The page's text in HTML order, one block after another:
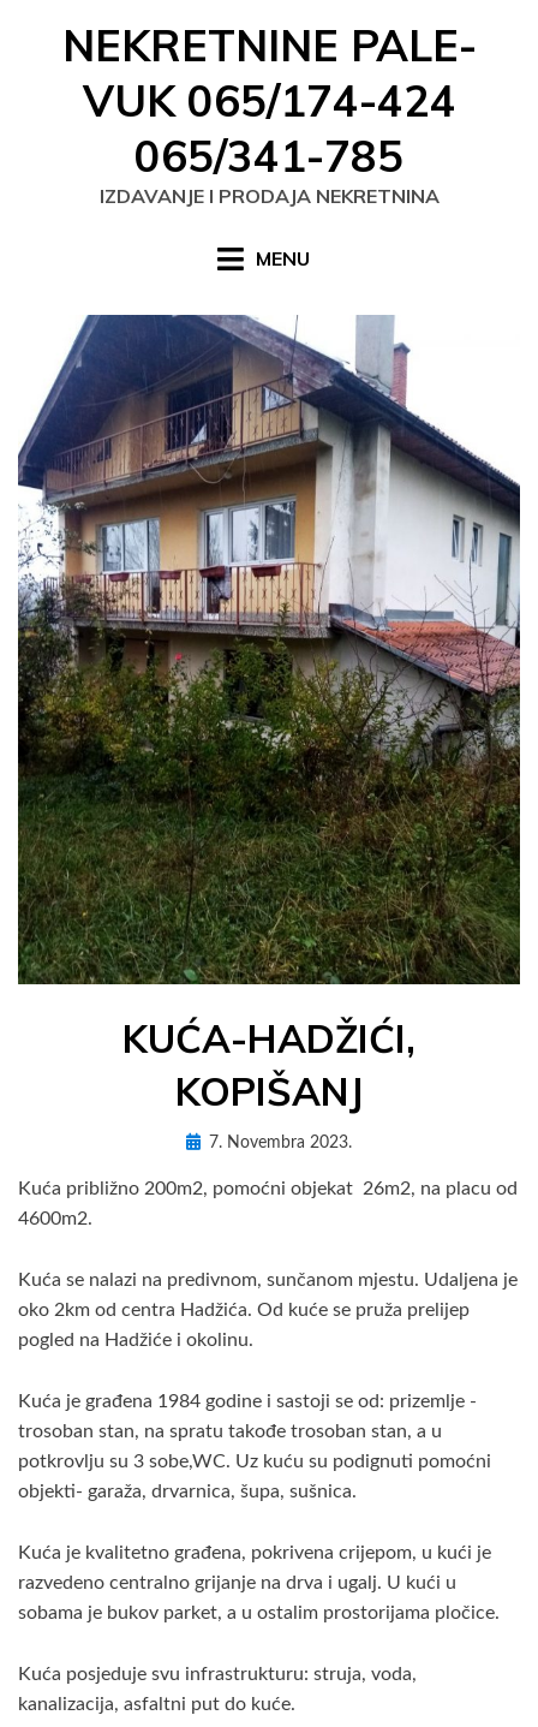
NEKRETNINE PALE-
VUK 065/174-424
065/341-785
IZDAVANJE I PRODAJA NEKRETNINA
MENU
KUĆA-HADŽIĆI,
KOPIŠANJ
byAdM3Es
Posted7. Novembra 2023.
Kuća približno 200m2, pomoćni objekat 26m2, na placu od
4600m2.
Kuća se nalazi na predivnom, sunčanom mjestu. Udaljena je
oko 2km od centra Hadžića. Od kuće se pruža prelijep
pogled na Hadžiće i okolinu.
Kuća je građena 1984 godine i sastoji se od: prizemlje -
trosoban stan, na spratu takođe trosoban stan, a u
potkrovlju su 3 sobe,WC. Uz kuću su podignuti pomoćni
objekti- garaža, drvarnica, šupa, sušnica.
Kuća je kvalitetno građena, pokrivena crijepom, u kući je
razvedeno centralno grijanje na drva i ugalj. U kući u
sobama je bukov parket, a u ostalim prostorijama pločice.
Kuća posjeduje svu infrastrukturu: struja, voda,
kanalizacija, asfaltni put do kuće.